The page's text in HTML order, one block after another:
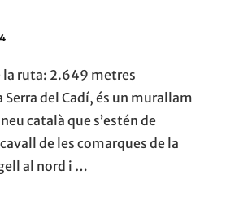
la ruta: 2.649 metres
Serra del Cadí, és un murallam
català que s’estén de
de les comarques de la
al nord i …